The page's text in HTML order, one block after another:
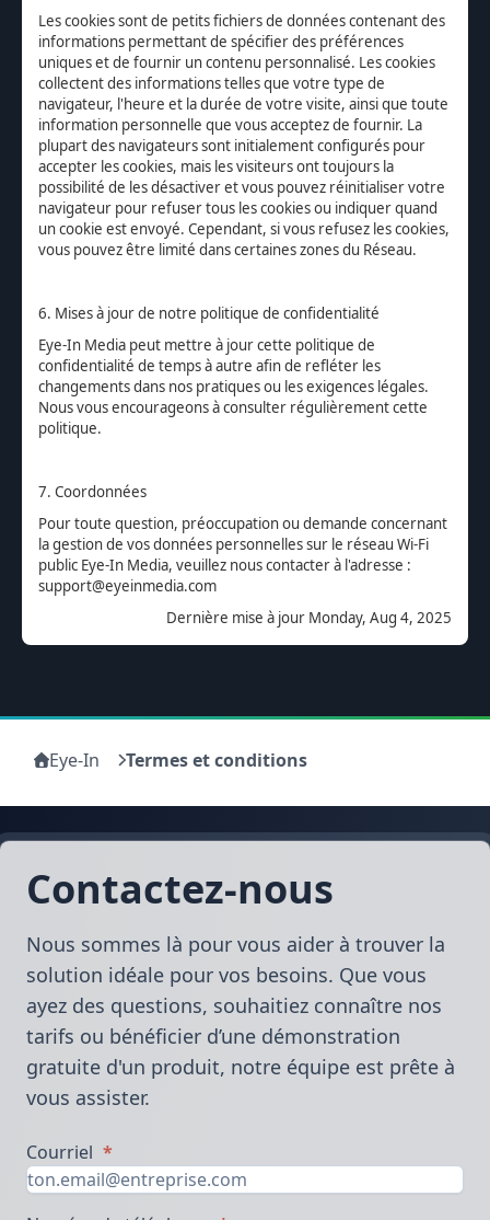
Eye-In Termes et conditions
Les cookies sont de petits fichiers de données contenant des
informations permettant de spécifier des préférences
uniques et de fournir un contenu personnalisé. Les cookies
collectent des informations telles que votre type de
navigateur, l'heure et la durée de votre visite, ainsi que toute
information personnelle que vous acceptez de fournir. La
plupart des navigateurs sont initialement configurés pour
accepter les cookies, mais les visiteurs ont toujours la
possibilité de les désactiver et vous pouvez réinitialiser votre
navigateur pour refuser tous les cookies ou indiquer quand
un cookie est envoyé. Cependant, si vous refusez les cookies,
vous pouvez être limité dans certaines zones du Réseau.
6. Mises à jour de notre politique de confidentialité
Eye-In Media peut mettre à jour cette politique de
confidentialité de temps à autre afin de refléter les
changements dans nos pratiques ou les exigences légales.
Nous vous encourageons à consulter régulièrement cette
politique.
7. Coordonnées
Pour toute question, préoccupation ou demande concernant
la gestion de vos données personnelles sur le réseau Wi-Fi
public Eye-In Media, veuillez nous contacter à l'adresse :
support@eyeinmedia.com
Dernière mise à jour Monday, Aug 4, 2025
Contactez-nous
Nous sommes là pour vous aider à trouver la
solution idéale pour vos besoins. Que vous
ayez des questions, souhaitiez connaître nos
tarifs ou bénéficier d’une démonstration
gratuite d'un produit, notre équipe est prête à
vous assister.
Courriel *